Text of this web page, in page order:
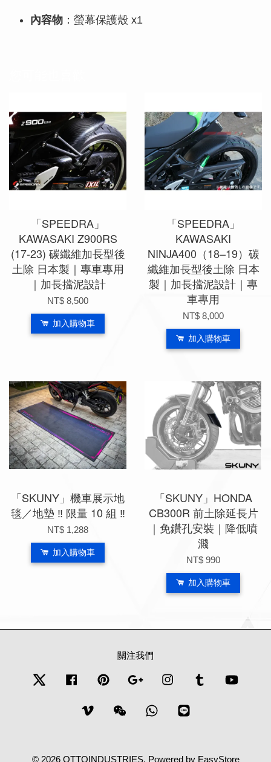
內容物 ：螢幕保護殼 x1
「SPEEDRA」
KAWASAKI Z900RS
(17-23) 碳纖維加長型後
土除 日本製｜專車專用
｜加長擋泥設計
NT$ 8,500
加入購物車
「SPEEDRA」
KAWASAKI
NINJA400（18–19）碳
纖維加長型後土除 日本
製｜加長擋泥設計｜專
車專用
NT$ 8,000
加入購物車
「SKUNY」機車展示地
毯／地墊 ‼ 限量 10 組 ‼
NT$ 1,288
加入購物車
「SKUNY」HONDA
CB300R 前土除延長片
｜免鑽孔安裝｜降低噴
濺
NT$ 990
加入購物車
關注我們
Twitter Facebook Pinterest Google Instagram Tumblr
Vimeo Wechat Whatsapp
© 2026 OTTOINDUSTRIES. Powered by EasyStore